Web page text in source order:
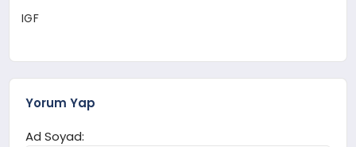
IGF
Yorum Yap
Ad Soyad: